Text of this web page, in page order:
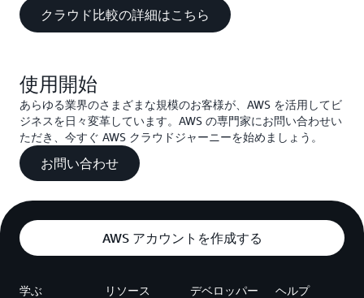
クラウド比較の詳細はこちら
使用開始
あらゆる業界のさまざまな規模のお客様が、AWS を活用してビ
ジネスを日々変革しています。AWS の専門家にお問い合わせい
ただき、今すぐ AWS クラウドジャーニーを始めましょう。
お問い合わせ
AWS アカウントを作成する
学ぶ リソース デベロッパー ヘルプ